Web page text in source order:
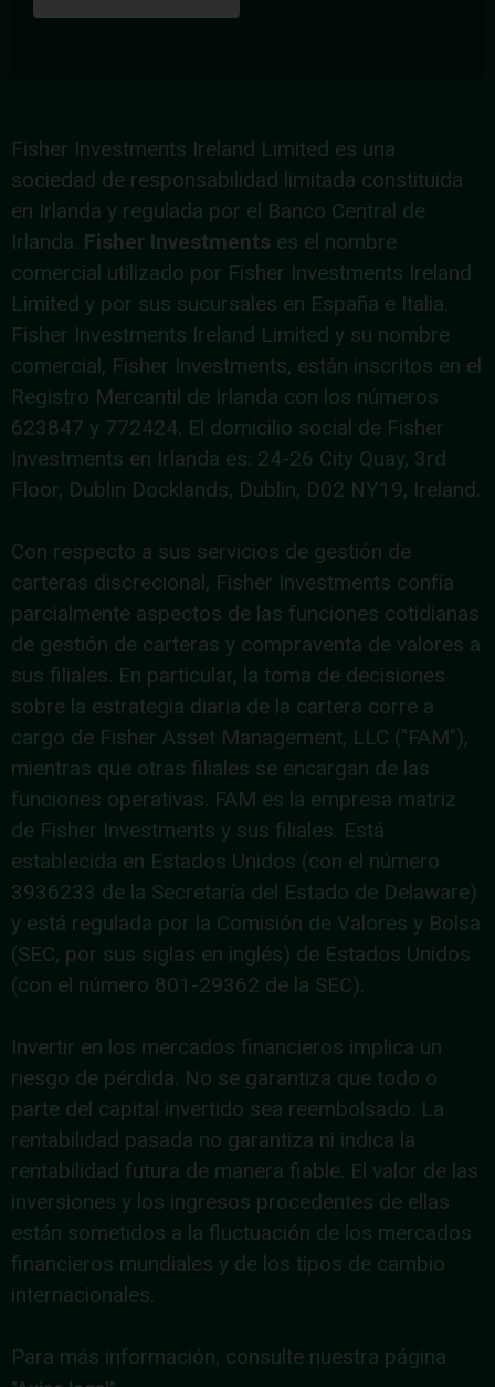
Fisher Investments Ireland Limited es una
sociedad de responsabilidad limitada constituida
en Irlanda y regulada por el Banco Central de
Irlanda. Fisher Investments es el nombre
comercial utilizado por Fisher Investments Ireland
Limited y por sus sucursales en España e Italia.
Fisher Investments Ireland Limited y su nombre
comercial, Fisher Investments, están inscritos en el
Registro Mercantil de Irlanda con los números
623847 y 772424. El domicilio social de Fisher
Investments en Irlanda es: 24-26 City Quay, 3rd
Floor, Dublin Docklands, Dublin, D02 NY19, Ireland.
Con respecto a sus servicios de gestión de
carteras discrecional, Fisher Investments confía
parcialmente aspectos de las funciones cotidianas
de gestión de carteras y compraventa de valores a
sus filiales. En particular, la toma de decisiones
sobre la estrategia diaria de la cartera corre a
cargo de Fisher Asset Management, LLC ("FAM"),
mientras que otras filiales se encargan de las
funciones operativas. FAM es la empresa matriz
de Fisher Investments y sus filiales. Está
establecida en Estados Unidos (con el número
3936233 de la Secretaría del Estado de Delaware)
y está regulada por la Comisión de Valores y Bolsa
(SEC, por sus siglas en inglés) de Estados Unidos
(con el número 801-29362 de la SEC).
Invertir en los mercados financieros implica un
riesgo de pérdida. No se garantiza que todo o
parte del capital invertido sea reembolsado. La
rentabilidad pasada no garantiza ni indica la
rentabilidad futura de manera fiable. El valor de las
inversiones y los ingresos procedentes de ellas
están sometidos a la fluctuación de los mercados
financieros mundiales y de los tipos de cambio
internacionales.
Para más información, consulte nuestra página